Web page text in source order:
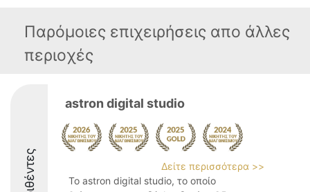
Παρόμοιες επιχειρήσεις απο άλλες
περιοχές
astron digital studio
Δείτε περισσότερα >>
Το astron digital studio, το οποίο